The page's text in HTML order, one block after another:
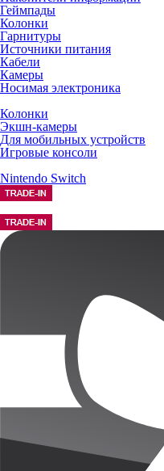
Геймпады
Колонки
Гарнитуры
Источники питания
Кабели
Камеры
Носимая электроника
Колонки
Экшн-камеры
Для мобильных устройств
Игровые консоли
Nintendo Switch